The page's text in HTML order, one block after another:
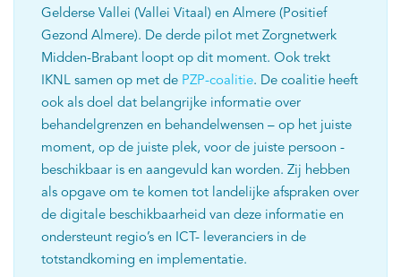
Gelderse Vallei (Vallei Vitaal) en Almere (Positief
Gezond Almere). De derde pilot met Zorgnetwerk
Midden-Brabant loopt op dit moment. Ook trekt
IKNL samen op met de PZP-coalitie. De coalitie heeft
ook als doel dat belangrijke informatie over
behandelgrenzen en behandelwensen – op het juiste
moment, op de juiste plek, voor de juiste persoon -
beschikbaar is en aangevuld kan worden. Zij hebben
als opgave om te komen tot landelijke afspraken over
de digitale beschikbaarheid van deze informatie en
ondersteunt regio’s en ICT- leveranciers in de
totstandkoming en implementatie.